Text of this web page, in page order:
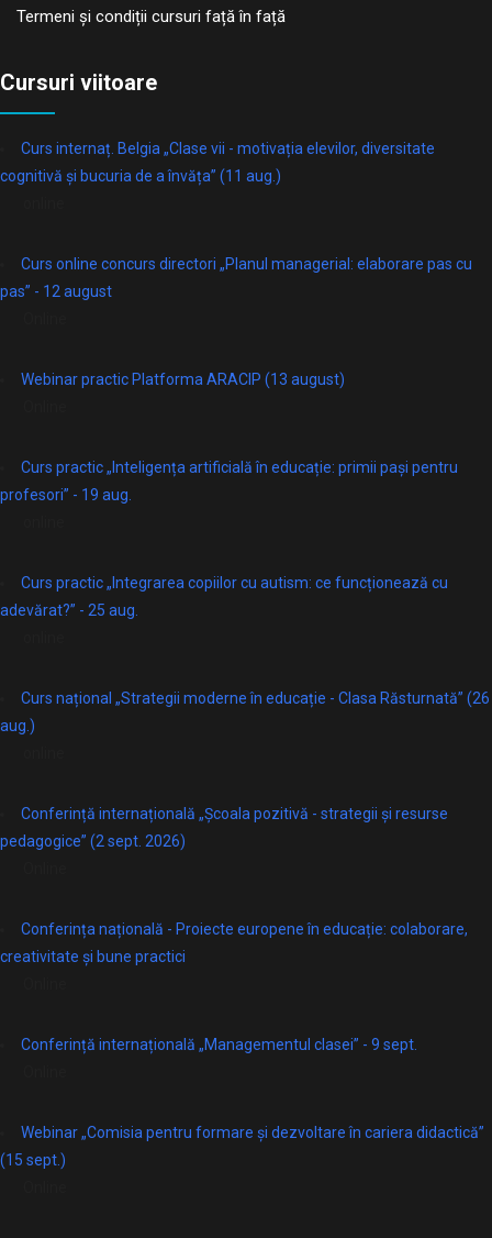
Termeni și condiții cursuri față în față
Cursuri viitoare
Curs internaț. Belgia „Clase vii - motivația elevilor, diversitate
cognitivă și bucuria de a învăța” (11 aug.)
Curs online concurs directori „Planul managerial: elaborare pas cu
pas” - 12 august
Webinar practic Platforma ARACIP (13 august)
Curs practic „Inteligența artificială în educație: primii pași pentru
profesori” - 19 aug.
Curs practic „Integrarea copiilor cu autism: ce funcționează cu
adevărat?” - 25 aug.
Curs național „Strategii moderne în educație - Clasa Răsturnată” (26
aug.)
Conferință internațională „Școala pozitivă - strategii și resurse
pedagogice” (2 sept. 2026)
Conferința națională - Proiecte europene în educație: colaborare,
creativitate și bune practici
Conferință internațională „Managementul clasei” - 9 sept.
Webinar „Comisia pentru formare și dezvoltare în cariera didactică”
(15 sept.)